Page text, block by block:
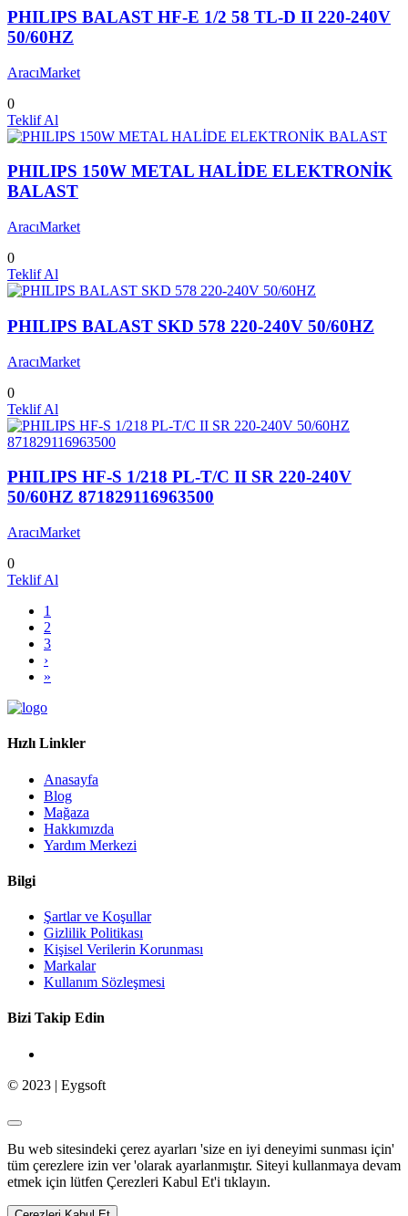
PHILIPS BALAST HF-E 1/2 58 TL-D II 220-240V
50/60HZ
AracıMarket
0
Teklif Al
PHILIPS 150W METAL HALİDE ELEKTRONİK
BALAST
AracıMarket
0
Teklif Al
PHILIPS BALAST SKD 578 220-240V 50/60HZ
AracıMarket
0
Teklif Al
PHILIPS HF-S 1/218 PL-T/C II SR 220-240V
50/60HZ 871829116963500
AracıMarket
0
Teklif Al
1
2
3
›
»
Hızlı Linkler
Anasayfa
Blog
Mağaza
Hakkımızda
Yardım Merkezi
Bilgi
Şartlar ve Koşullar
Gizlilik Politikası
Kişisel Verilerin Korunması
Markalar
Kullanım Sözleşmesi
Bizi Takip Edin
© 2023 | Eygsoft
Bu web sitesindeki çerez ayarları 'size en iyi deneyimi sunması için'
tüm çerezlere izin ver 'olarak ayarlanmıştır. Siteyi kullanmaya devam
etmek için lütfen Çerezleri Kabul Et'i tıklayın.